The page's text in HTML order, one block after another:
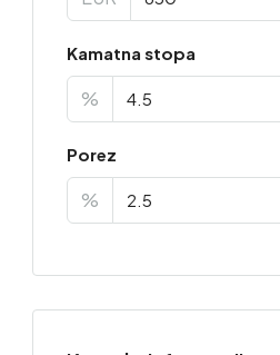
Kamatna stopa
%
Porez
%